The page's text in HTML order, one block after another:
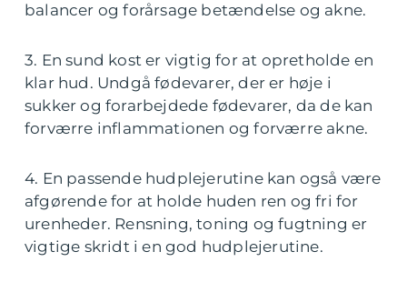
balancer og forårsage betændelse og akne.
3. En sund kost er vigtig for at opretholde en
klar hud. Undgå fødevarer, der er høje i
sukker og forarbejdede fødevarer, da de kan
forværre inflammationen og forværre akne.
4. En passende hudplejerutine kan også være
afgørende for at holde huden ren og fri for
urenheder. Rensning, toning og fugtning er
vigtige skridt i en god hudplejerutine.